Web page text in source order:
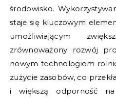
środowisko.
staje się kluczowym
umożliwiającym
zrównoważony rozwój
nowym technologiom
zużycie zasobów, co
i większą odporność